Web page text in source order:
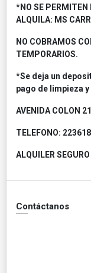
*NO SE PERMITEN
ALQUILA: MS
NO COBRAMOS
TEMPORARIOS.
*Se deja un
pago de limpieza
AVENIDA COLON
TELEFONO:
ALQUILER
Contáctanos